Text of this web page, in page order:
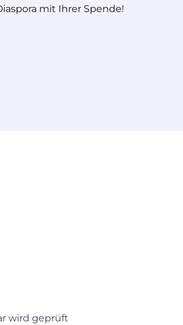
mit Ihrer Spende!
wird geprüft